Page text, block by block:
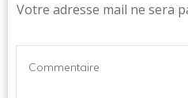
Votre adresse mail ne sera